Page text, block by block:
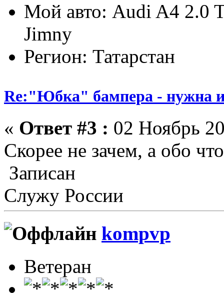
Мой авто: Audi A4 2.0
Jimny
Регион: Татарстан
Re:"Юбка" бампера - нужна
« Ответ #3 : 02 Ноябрь
Скорее не зачем, а обо
Записан
Служу России
kompvp
Ветеран